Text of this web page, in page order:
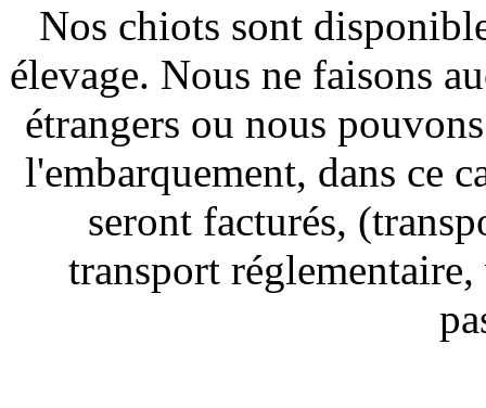
Nos chiots sont
élevage. Nous ne faisons
étrangers ou nous
l'embarquement, dans ce
seront facturés,
transport